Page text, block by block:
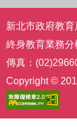
新北市政府教
終身教育業務分
傳真：
Copyright ©